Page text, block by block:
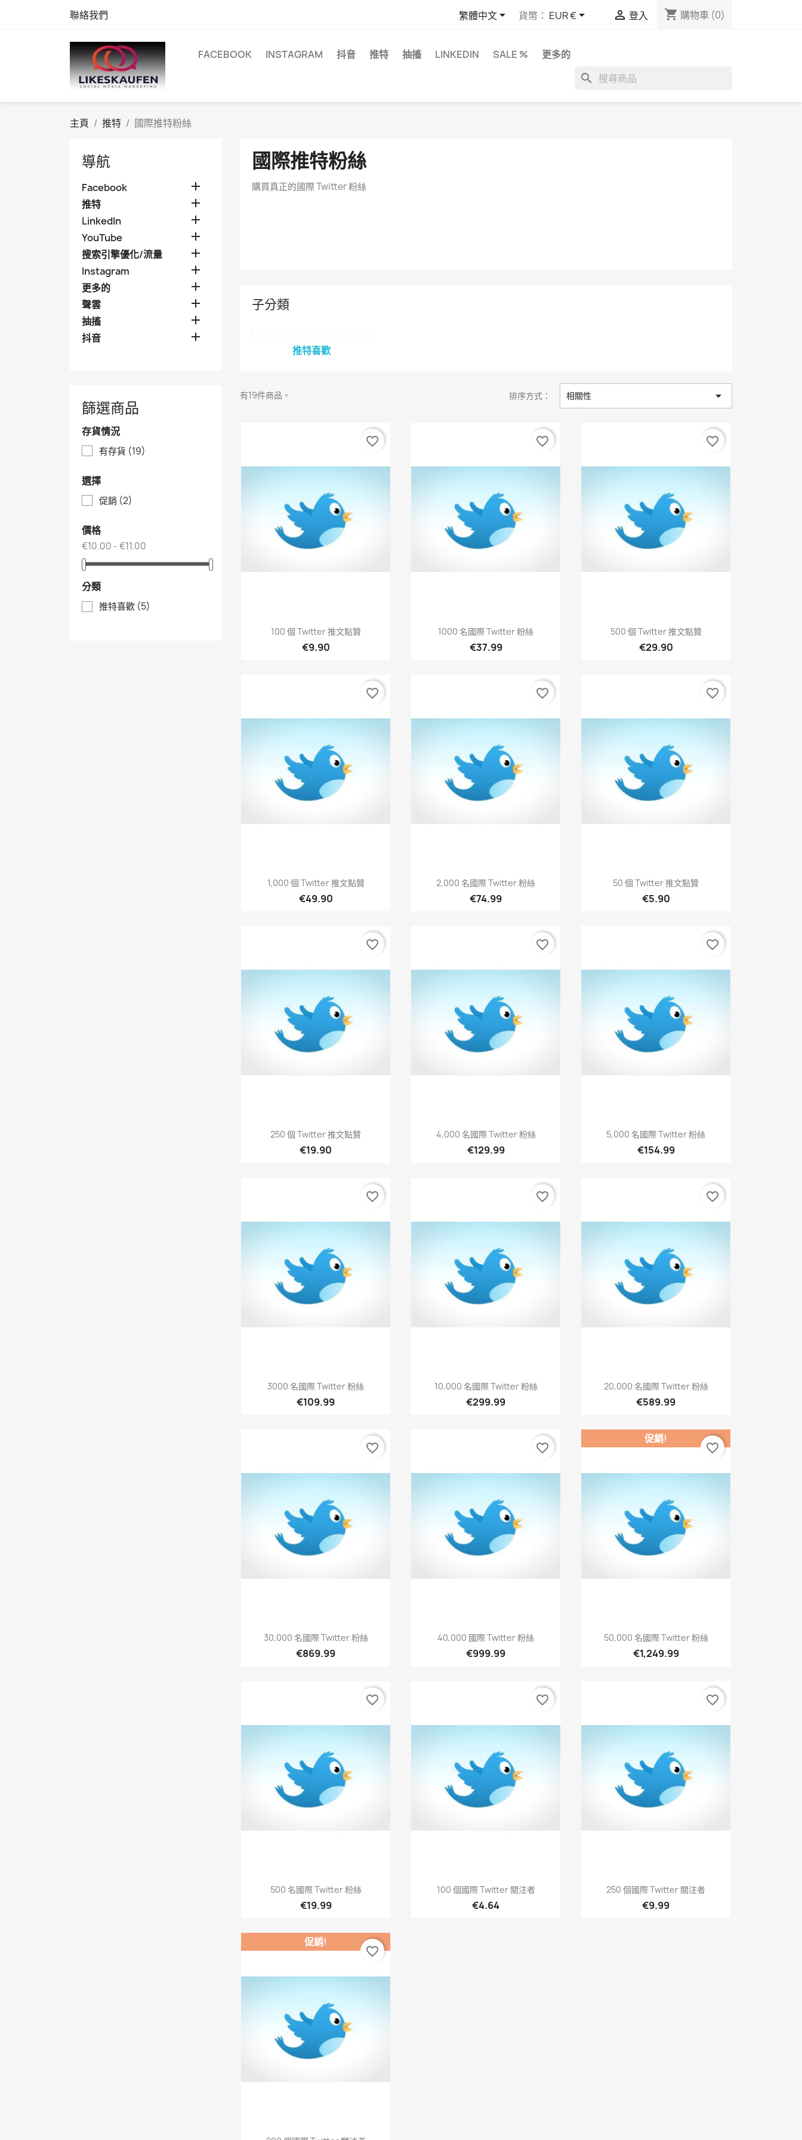
聯絡我們 繁體中文 貨幣： EUR €  登入 shopping_cart 購物車 (0)
FACEBOOK INSTAGRAM 抖音 推特 抽搐 LINKEDIN SALE % 更多的
search
主頁 推特 國際推特粉絲
導航
Facebook 
推特 
LinkedIn 
YouTube 
搜索引擎優化/流量 
Instagram 
更多的 
聲雲 
抽搐 
抖音 
篩選商品
存貨情況
有存貨 (19)
選擇
促銷 (2)
價格
€10.00 - €11.00
分類
推特喜歡 (5)
國際推特粉絲
購買真正的國際 Twitter 粉絲
子分類
推特喜歡
有19件商品。 排序方式： 相關性 
快速查看
100 個 Twitter 推文點贊
€9.90
favorite_border
快速查看
1000 名國際 Twitter 粉絲
€37.99
favorite_border
快速查看
500 個 Twitter 推文點贊
€29.90
favorite_border
快速查看
1,000 個 Twitter 推文點贊
€49.90
favorite_border
快速查看
2,000 名國際 Twitter 粉絲
€74.99
favorite_border
快速查看
50 個 Twitter 推文點贊
€5.90
favorite_border
快速查看
250 個 Twitter 推文點贊
€19.90
favorite_border
快速查看
4,000 名國際 Twitter 粉絲
€129.99
favorite_border
快速查看
5,000 名國際 Twitter 粉絲
€154.99
favorite_border
快速查看
3000 名國際 Twitter 粉絲
€109.99
favorite_border
快速查看
10,000 名國際 Twitter 粉絲
€299.99
favorite_border
快速查看
20,000 名國際 Twitter 粉絲
€589.99
favorite_border
快速查看
30,000 名國際 Twitter 粉絲
€869.99
favorite_border
快速查看
40,000 國際 Twitter 粉絲
€999.99
favorite_border
快速查看
50,000 名國際 Twitter 粉絲
€1,249.99
促銷!
favorite_border
快速查看
500 名國際 Twitter 粉絲
€19.99
favorite_border
快速查看
100 個國際 Twitter 關注者
€4.64
favorite_border
快速查看
250 個國際 Twitter 關注者
€9.99
favorite_border
促銷!
favorite_border